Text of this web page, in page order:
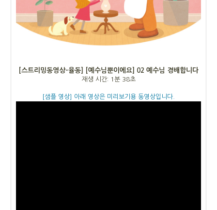
[스트리밍동영상-율동] [예수님뿐이에요] 02 예수님 경배합니다
재생 시간: 1분 38초
[샘플 영상] 아래 영상은 미리보기용 동영상입니다.